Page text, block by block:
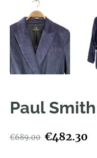
Paul
€689.00 €482.30